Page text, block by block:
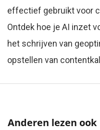
effectief gebruikt voor
Ontdek hoe je AI inzet
het schrijven van
opstellen van
Anderen lezen ook